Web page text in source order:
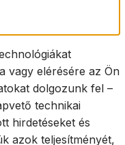
vagy elérésére az Ön
dolgozunk fel –
technikai
hirdetéseket és
azok teljesítményét,